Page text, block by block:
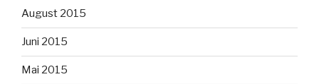
August 2015
Juni 2015
Mai 2015